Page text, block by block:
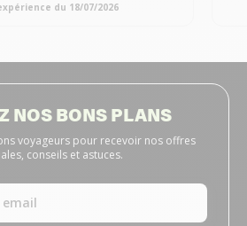
du 18/07/2026
NOS BONS PLANS
voyageurs pour recevoir nos offres
conseils et astuces.